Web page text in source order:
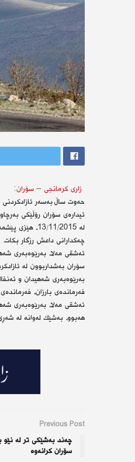
زاری كرمانجی – سۆران:
حەوت ساڵ بەسەر
ئیدارەی سۆران رۆڵێكی
لە 13/11/
چەكدارانی داعش رزگار بكات.
ئەشقی مەلا، بەرێوەبەری
سۆران بەشداربوون لە
بەرێوەبەری شەهیدان و
فەرماندەی بارزان،
هەبوو، بەشێك لەوانە لە
Previous Post
چه‌ند به‌شێكى تر له‌ نێو
سۆران كرانه‌وه‌